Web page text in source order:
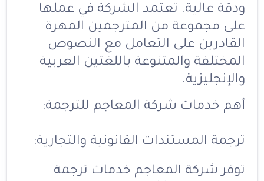
ودقة عالية. تعتمد الشركة في عملها
على مجموعة من المترجمين المهرة
القادرين على التعامل مع النصوص
المختلفة والمتنوعة باللغتين العربية
والإنجليزية.
أهم خدمات شركة المعاجم للترجمة:
ترجمة المستندات القانونية والتجارية:
توفر شركة المعاجم خدمات ترجمة